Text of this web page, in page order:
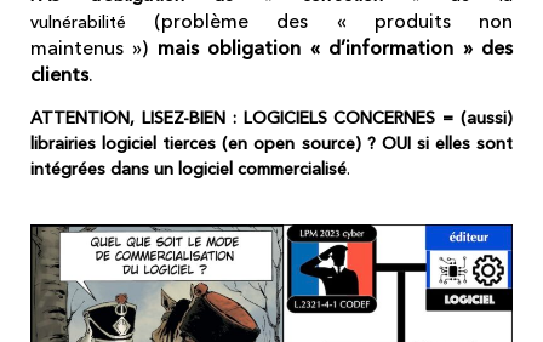
vulnérabilité
(problème des « produits non
maintenus ») mais obligation « d’information » des
clients.
ATTENTION, LISEZ-BIEN : LOGICIELS CONCERNES = (aussi)
librairies logiciel tierces (en open source) ? OUI si elles sont
intégrées dans un logiciel commercialisé.